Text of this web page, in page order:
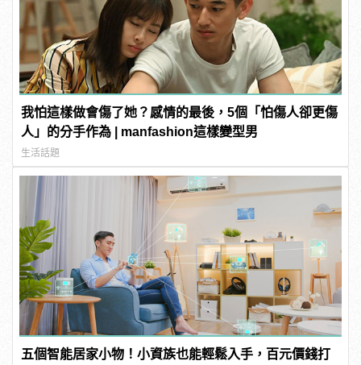
我怕這樣做會傷了她？感情的最後，5個「怕傷人卻更傷
人」的分手作為 | manfashion這樣變型男
生活話題
五個智能居家小物！小資族也能輕鬆入手，百元價錢打